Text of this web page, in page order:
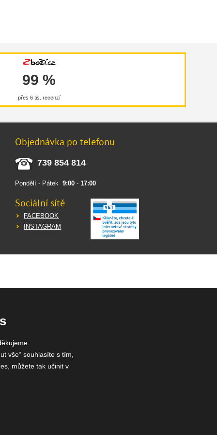
99 %
přes 6 tis. recenzí
Objednávka po telefonu
739 854 814
Pondělí - Pátek9:00 -17:00
Sociální sítě
FACEBOOK
INSTAGRAM
vše“ souhlasíte s tím,
můžete tak učinit v